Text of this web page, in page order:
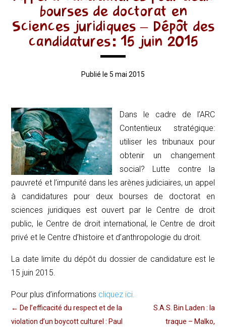
bourses de doctorat en
Sciences juridiques – Dépôt des
candidatures: 15 juin 2015
Publié le 5 mai 2015
Dans le cadre de l’ARC
Contentieux stratégique:
utiliser les tribunaux pour
obtenir un changement
social? Lutte contre la
pauvreté et l’impunité dans les arènes judiciaires, un appel
à candidatures pour deux bourses de doctorat en
sciences juridiques est ouvert par le Centre de droit
public, le Centre de droit international, le Centre de droit
privé et le Centre d’histoire et d’anthropologie du droit.
La date limite du dépôt du dossier de candidature est le
15 juin 2015.
Pour plus d’informations cliquez ici.
← De l’efficacité du respect et de la
violation d’un boycott culturel : Paul
S.A.S. Bin Laden : la
traque – Malko,